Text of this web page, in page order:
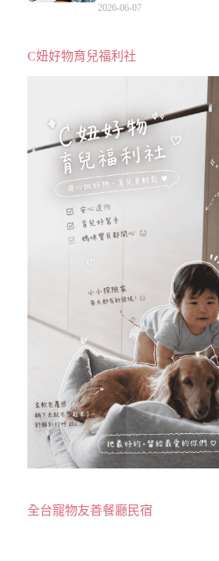
級、表演更新、船上慶生
2026-06-07
C妞好物育兒福利社
全台寵物友善餐廳民宿